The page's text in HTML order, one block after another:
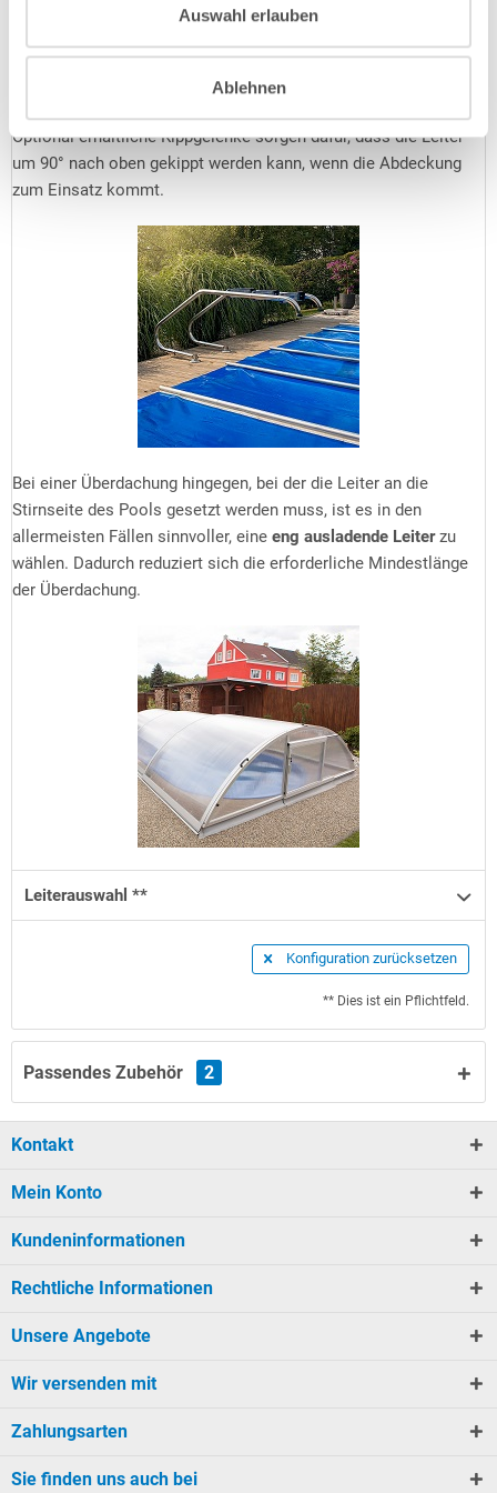
Auswahl erlauben
Ablehnen
diesem Fall stünde eine eng ausladende Leiter buchstäblich im
Weg und Sie benötigen eineweit ausladende Leiter
Optional erhältliche Kippgelenke sorgen dafür, dass die Leiter
um 90° nach oben gekippt werden kann, wenn die Abdeckung
zum Einsatz kommt.
Bei einer Überdachung hingegen, bei der die Leiter an die
Stirnseite des Pools gesetzt werden muss, ist es in den
allermeisten Fällen sinnvoller, eine eng ausladende Leiterzu
wählen. Dadurch reduziert sich die erforderliche Mindestlänge
der Überdachung.
Leiterauswahl **
Konfiguration zurücksetzen
** Dies ist ein Pflichtfeld.
Passendes Zubehör 2
Kontakt
Mein Konto
Kundeninformationen
Rechtliche Informationen
Unsere Angebote
Wir versenden mit
Zahlungsarten
Sie finden uns auch bei